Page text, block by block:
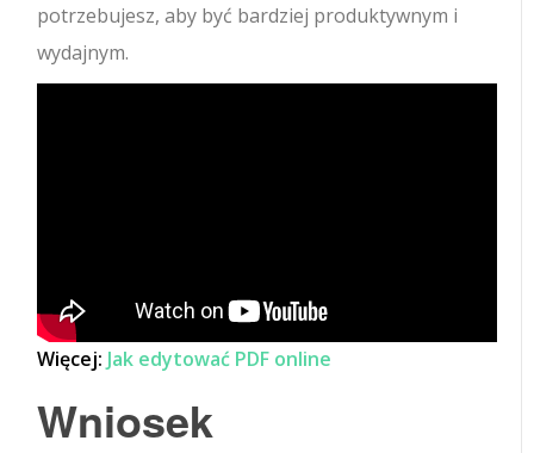
potrzebujesz, aby być bardziej produktywnym i
wydajnym.
Więcej: Jak edytować PDF online
Wniosek